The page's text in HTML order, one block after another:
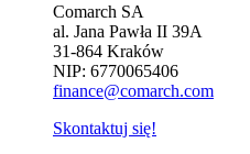
Comarch SA
al. Jana Pawła II 39A
31-864 Kraków
NIP: 6770065406
finance@comarch.com
Skontaktuj się!